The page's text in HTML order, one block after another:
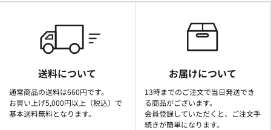
送料について
通常商品の送料は660円です。
お買い上げ5,000円以上（税込）で
基本送料無料となります。
お届けについて
13時までのご注文で当日発送でき
る商品がございます。
会員登録していただくと、ご注文手
続きが簡単になります。